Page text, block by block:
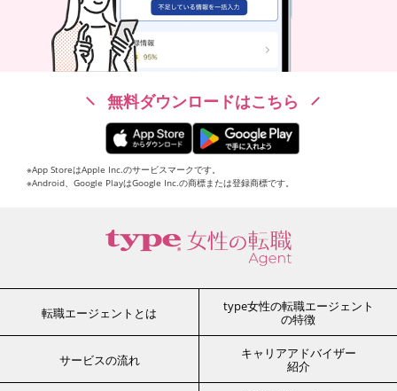
無料ダウンロードはこちら
※App StoreはApple Inc.のサービスマークです。
※Android、Google PlayはGoogle Inc.の商標または登録商標です。
転職エージェントとは
type女性の転職エージェント
の特徴
サービスの流れ
キャリアアドバイザー
紹介